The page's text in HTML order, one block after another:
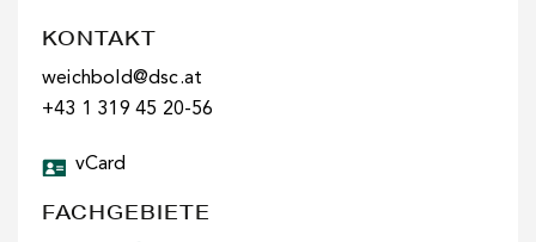
KONTAKT
weichbold@dsc.at
+43 1 319 45 20-56
vCard
FACHGEBIETE